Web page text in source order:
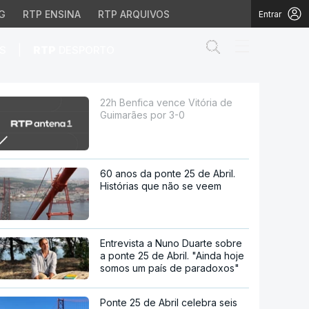
RTP ENSINA RTP ARQUIVOS Entrar
3-0
22h Benfica vence Vitória de
Guimarães por 3-0
60 anos da ponte 25 de Abril.
Histórias que não se veem
Entrevista a Nuno Duarte sobre
a ponte 25 de Abril. "Ainda hoje
somos um país de paradoxos"
Ponte 25 de Abril celebra seis